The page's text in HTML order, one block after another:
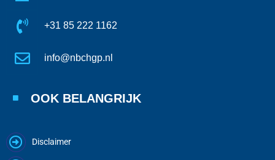
+31 85 222 1162
info@nbchgp.nl
OOK BELANGRIJK
Disclaimer